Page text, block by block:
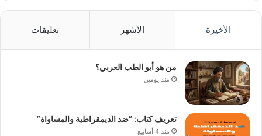
الأخيرة الأشهر تعليقات
من هو أبو الطب العربي؟
منذ يومين
تعريف كتاب: “ضد الديمقراطية والمساواة”
منذ 4 أسابيع